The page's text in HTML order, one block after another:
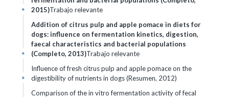
2015)Trabajo relevante
+
Addition of citrus pulp and apple pomace in diets for
dogs: influence on fermentation kinetics, digestion,
faecal characteristics and bacterial populations
(Completo, 2013)Trabajo relevante
+
Influence of fresh citrus pulp and apple pomace on the
digestibility of nutrients in dogs (Resumen, 2012)
+
Comparison of the in vitro fermentation activity of fecal